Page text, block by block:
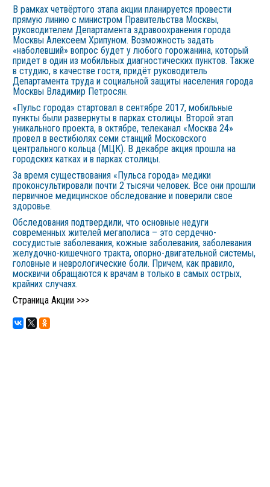
В рамках четвёртого этапа акции планируется провести
прямую линию с министром Правительства Москвы,
руководителем Департамента здравоохранения города
Москвы Алексеем Хрипуном. Возможность задать
«наболевший» вопрос будет у любого горожанина, который
придет в один из мобильных диагностических пунктов. Также
в студию, в качестве гостя, придёт руководитель
Департамента труда и социальной защиты населения города
Москвы Владимир Петросян.
«Пульс города» стартовал в сентябре 2017, мобильные
пункты были развернуты в парках столицы. Второй этап
уникального проекта, в октябре, телеканал «Москва 24»
провел в вестибюлях семи станций Московского
центрального кольца (МЦК). В декабре акция прошла на
городских катках и в парках столицы.
За время существования «Пульса города» медики
проконсультировали почти 2 тысячи человек. Все они прошли
первичное медицинское обследование и поверили свое
здоровье.
Обследования подтвердили, что основные недуги
современных жителей мегаполиса – это сердечно-
сосудистые заболевания, кожные заболевания, заболевания
желудочно-кишечного тракта, опорно-двигательной системы,
головные и неврологические боли. Причем, как правило,
москвичи обращаются к врачам в только в самых острых,
крайних случаях.
Страница Акции >>>